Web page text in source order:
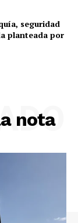
seguridad
planteada por
nota